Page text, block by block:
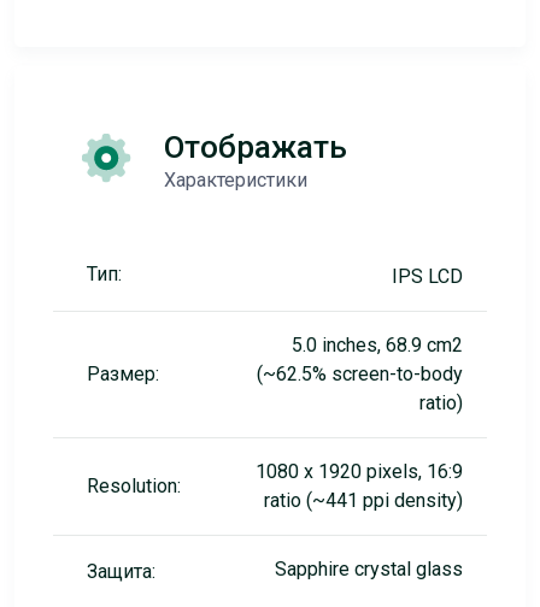
Отображать
Характеристики
Тип: IPS LCD
Размер:
5.0 inches, 68.9 cm2
(~62.5% screen-to-body
ratio)
Resolution:
1080 x 1920 pixels, 16:9
ratio (~441 ppi density)
Защита: Sapphire crystal glass